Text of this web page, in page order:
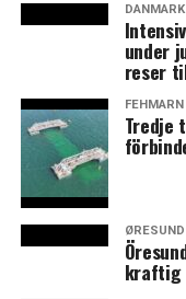
själva
– Det finns inget
ett rent
att hon är tvungen
lantbruket och inte
medge att
kompenseras av de
åtgärdspaketet inte
som ministern har
Auken till Politiken.
DANMARK
under
reser
FEHMARN
Tredje
ØRESUND
kraftig